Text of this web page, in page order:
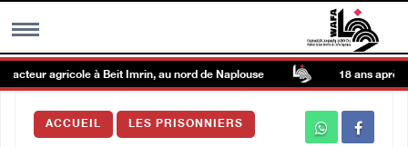
MENU
Galerie d’images
agricole à Beit Imrin, au nord de Naplouse 18 ans après
ACCUEIL LES PRISONNIERS